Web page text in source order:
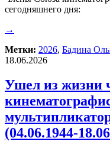
сегодняшнего дня:
→
Метки: 2026, Бадина
18.06.2026
Ушел из жизни
(04.06.1944-